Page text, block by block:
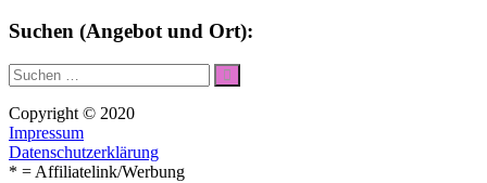
Suchen (Angebot und Ort):
Suche
nach:
Suchen
Copyright © 2020
Impressum
Datenschutzerklärung
* = Affiliatelink/Werbung